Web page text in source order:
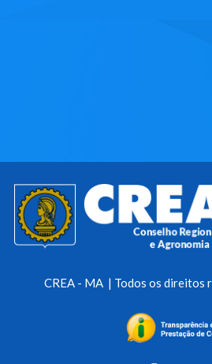
CREA - MA | Todos os direitos